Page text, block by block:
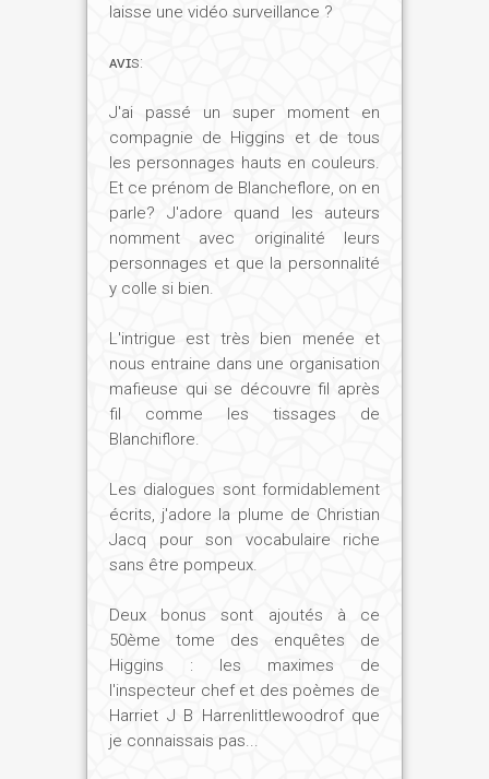
laisse une vidéo surveillance ?
ᴀᴠɪs:
J'ai passé un super moment en
compagnie de Higgins et de tous
les personnages hauts en couleurs.
Et ce prénom de Blancheflore, on en
parle? J'adore quand les auteurs
nomment avec originalité leurs
personnages et que la personnalité
y colle si bien.
L'intrigue est très bien menée et
nous entraine dans une organisation
mafieuse qui se découvre fil après
fil comme les tissages de
Blanchiflore.
Les dialogues sont formidablement
écrits, j'adore la plume de Christian
Jacq pour son vocabulaire riche
sans être pompeux.
Deux bonus sont ajoutés à ce
50ème tome des enquêtes de
Higgins : les maximes de
l'inspecteur chef et des poèmes de
Harriet J B Harrenlittlewoodrof que
je connaissais pas...